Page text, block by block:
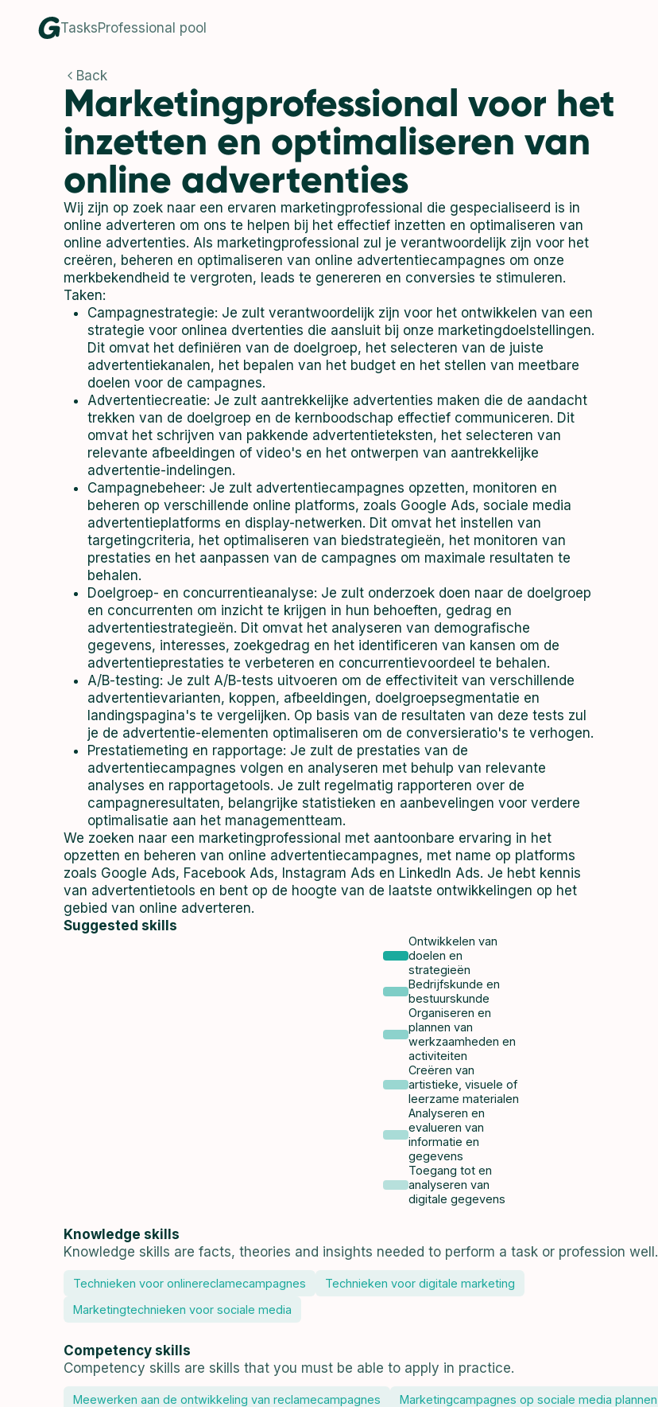
TasksProfessional pool
Back
Marketingprofessional voor het
inzetten en optimaliseren van
online advertenties
Wij zijn op zoek naar een ervaren marketingprofessional die gespecialiseerd is in
online adverteren om ons te helpen bij het effectief inzetten en optimaliseren van
online advertenties. Als marketingprofessional zul je verantwoordelijk zijn voor het
creëren, beheren en optimaliseren van online advertentiecampagnes om onze
merkbekendheid te vergroten, leads te genereren en conversies te stimuleren.
Taken:
Campagnestrategie: Je zult verantwoordelijk zijn voor het ontwikkelen van een
strategie voor onlinea dvertenties die aansluit bij onze marketingdoelstellingen.
Dit omvat het definiëren van de doelgroep, het selecteren van de juiste
advertentiekanalen, het bepalen van het budget en het stellen van meetbare
doelen voor de campagnes.
Advertentiecreatie: Je zult aantrekkelijke advertenties maken die de aandacht
trekken van de doelgroep en de kernboodschap effectief communiceren. Dit
omvat het schrijven van pakkende advertentieteksten, het selecteren van
relevante afbeeldingen of video's en het ontwerpen van aantrekkelijke
advertentie-indelingen.
Campagnebeheer: Je zult advertentiecampagnes opzetten, monitoren en
beheren op verschillende online platforms, zoals Google Ads, sociale media
advertentieplatforms en display-netwerken. Dit omvat het instellen van
targetingcriteria, het optimaliseren van biedstrategieën, het monitoren van
prestaties en het aanpassen van de campagnes om maximale resultaten te
behalen.
Doelgroep- en concurrentieanalyse: Je zult onderzoek doen naar de doelgroep
en concurrenten om inzicht te krijgen in hun behoeften, gedrag en
advertentiestrategieën. Dit omvat het analyseren van demografische
gegevens, interesses, zoekgedrag en het identificeren van kansen om de
advertentieprestaties te verbeteren en concurrentievoordeel te behalen.
A/B-testing: Je zult A/B-tests uitvoeren om de effectiviteit van verschillende
advertentievarianten, koppen, afbeeldingen, doelgroepsegmentatie en
landingspagina's te vergelijken. Op basis van de resultaten van deze tests zul
je de advertentie-elementen optimaliseren om de conversieratio's te verhogen.
Prestatiemeting en rapportage: Je zult de prestaties van de
advertentiecampagnes volgen en analyseren met behulp van relevante
analyses en rapportagetools. Je zult regelmatig rapporteren over de
campagneresultaten, belangrijke statistieken en aanbevelingen voor verdere
optimalisatie aan het managementteam.
We zoeken naar een marketingprofessional met aantoonbare ervaring in het
opzetten en beheren van online advertentiecampagnes, met name op platforms
zoals Google Ads, Facebook Ads, Instagram Ads en LinkedIn Ads. Je hebt kennis
van advertentietools en bent op de hoogte van de laatste ontwikkelingen op het
gebied van online adverteren.
Suggested skills
Ontwikkelen van
doelen en
strategieën
Bedrijfskunde en
bestuurskunde
Organiseren en
plannen van
werkzaamheden en
activiteiten
Creëren van
artistieke, visuele of
leerzame materialen
Analyseren en
evalueren van
informatie en
gegevens
Toegang tot en
analyseren van
digitale gegevens
Knowledge skills
Knowledge skills are facts, theories and insights needed to perform a task or profession well.
Technieken voor onlinereclamecampagnes
Technieken voor digitale marketing
Marketingtechnieken voor sociale media
Competency skills
Competency skills are skills that you must be able to apply in practice.
Meewerken aan de ontwikkeling van reclamecampagnes
Marketingcampagnes op sociale media plannen